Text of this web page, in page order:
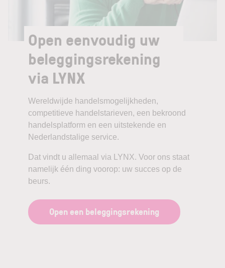
Open eenvoudig uw
beleggingsrekening
via LYNX
Wereldwijde handelsmogelijkheden,
competitieve handelstarieven, een bekroond
handelsplatform en een uitstekende en
Nederlandstalige service.
Dat vindt u allemaal via LYNX. Voor ons staat
namelijk één ding voorop: uw succes op de
beurs.
Open een beleggingsrekening